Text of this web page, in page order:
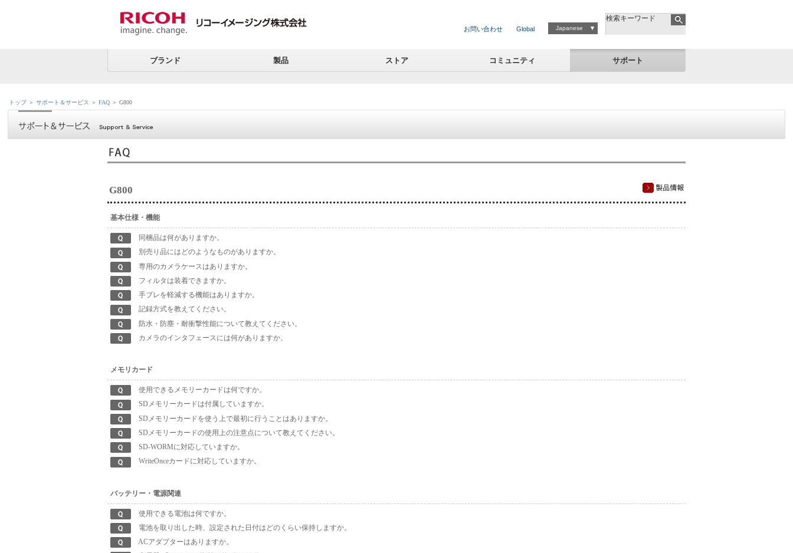
お問い合わせ Global Japanese
検索キーワード
ブランド 製品 ストア コミュニティ サポート
トップ＞ サポート＆サービス ＞ FAQ ＞ G800
G800
基本仕様・機能
同梱品は何がありますか。
別売り品にはどのようなものがありますか。
専用のカメラケースはありますか。
フィルタは装着できますか。
手ブレを軽減する機能はありますか。
記録方式を教えてください。
防水・防塵・耐衝撃性能について教えてください。
カメラのインタフェースには何がありますか。
メモリカード
使用できるメモリーカードは何ですか。
SDメモリーカードは付属していますか。
SDメモリーカードを使う上で最初に行うことはありますか。
SDメモリーカードの使用上の注意点について教えてください。
SD-WORMに対応していますか。
WriteOnceカードに対応していますか。
バッテリー・電源関連
使用できる電池は何ですか。
電池を取り出した時、設定された日付はどのくらい保持しますか。
ACアダプターはありますか。